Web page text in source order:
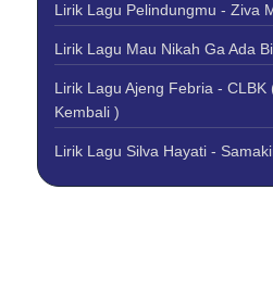
Lirik Lagu Pelindungmu - Ziva
Lirik Lagu Mau Nikah Ga Ada
Lirik Lagu Ajeng Febria -
Kembali )
Lirik Lagu Silva Hayati -